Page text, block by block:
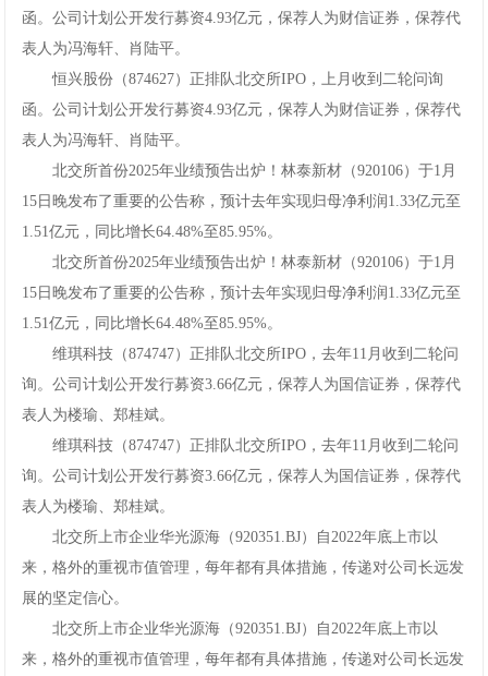
函。公司计划公开发行募资4.93亿元，保荐人为财信证券，保荐代
表人为冯海轩、肖陆平。
恒兴股份（874627）正排队北交所IPO，上月收到二轮问询
函。公司计划公开发行募资4.93亿元，保荐人为财信证券，保荐代
表人为冯海轩、肖陆平。
北交所首份2025年业绩预告出炉！林泰新材（920106）于1月
15日晚发布了重要的公告称，预计去年实现归母净利润1.33亿元至
1.51亿元，同比增长64.48%至85.95%。
北交所首份2025年业绩预告出炉！林泰新材（920106）于1月
15日晚发布了重要的公告称，预计去年实现归母净利润1.33亿元至
1.51亿元，同比增长64.48%至85.95%。
维琪科技（874747）正排队北交所IPO，去年11月收到二轮问
询。公司计划公开发行募资3.66亿元，保荐人为国信证券，保荐代
表人为楼瑜、郑桂斌。
维琪科技（874747）正排队北交所IPO，去年11月收到二轮问
询。公司计划公开发行募资3.66亿元，保荐人为国信证券，保荐代
表人为楼瑜、郑桂斌。
北交所上市企业华光源海（920351.BJ）自2022年底上市以
来，格外的重视市值管理，每年都有具体措施，传递对公司长远发
展的坚定信心。
北交所上市企业华光源海（920351.BJ）自2022年底上市以
来，格外的重视市值管理，每年都有具体措施，传递对公司长远发